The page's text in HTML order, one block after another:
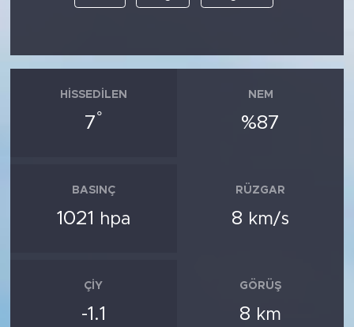
HISSEDILEN
7°
NEM
%87
BASINÇ
1021 hpa
RÜZGAR
8 km/s
ÇIY
-1.1
GÖRÜŞ
8 km